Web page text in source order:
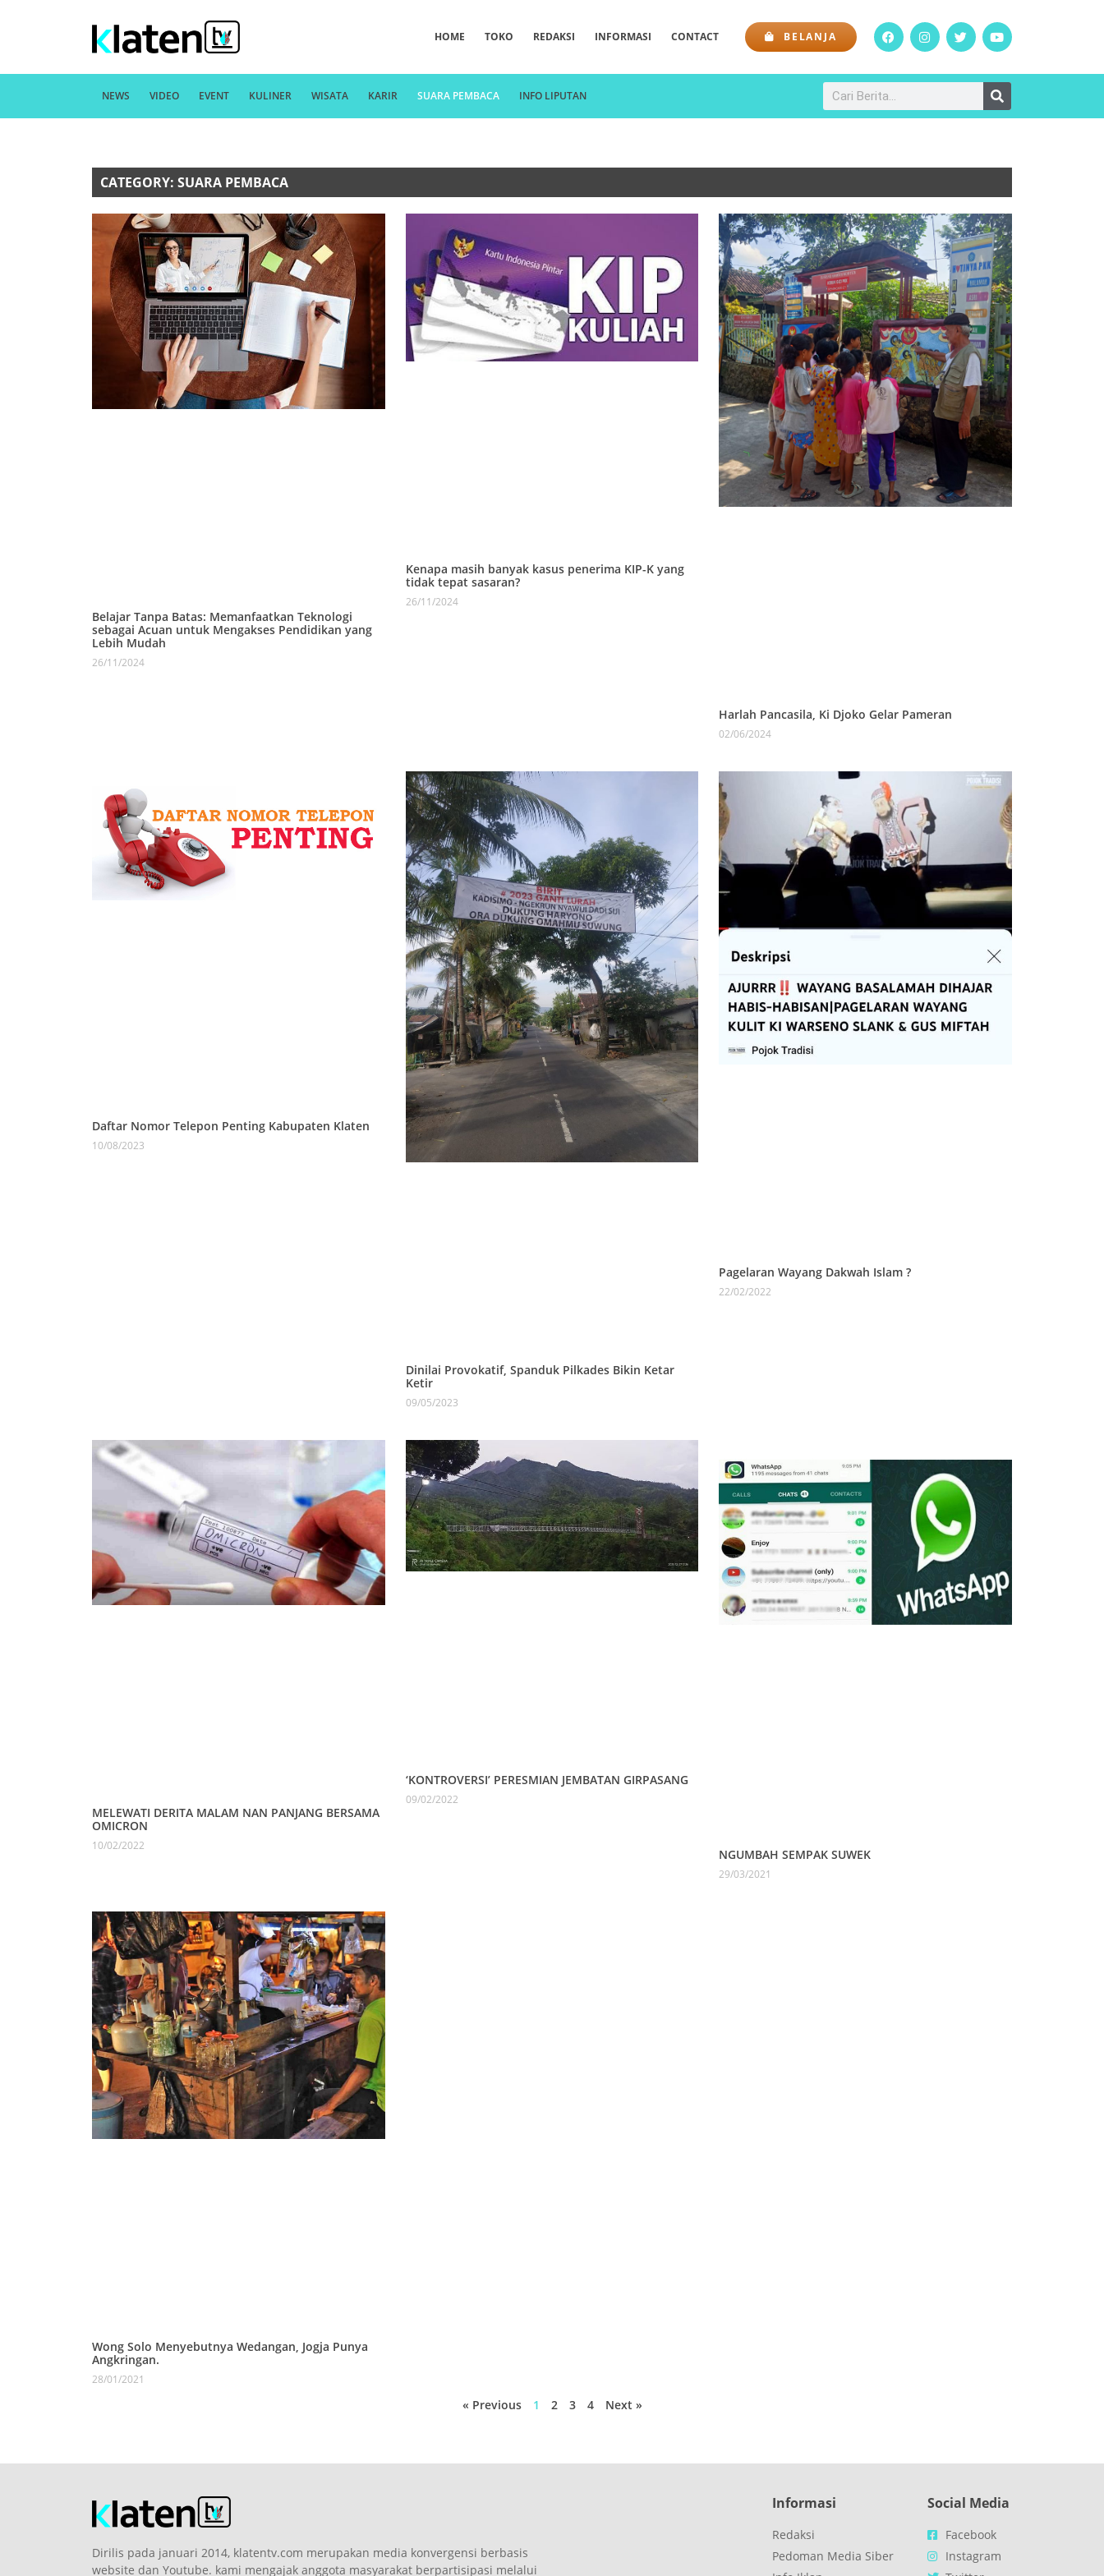
HOME TOKO REDAKSI INFORMASI CONTACT BELANJA
NEWS VIDEO EVENT KULINER WISATA KARIR SUARA PEMBACA INFO LIPUTAN
CATEGORY: SUARA PEMBACA
Belajar Tanpa Batas: Memanfaatkan Teknologi
sebagai Acuan untuk Mengakses Pendidikan yang
Lebih Mudah
26/11/2024
Kenapa masih banyak kasus penerima KIP-K yang
tidak tepat sasaran?
26/11/2024
Harlah Pancasila, Ki Djoko Gelar Pameran
02/06/2024
Daftar Nomor Telepon Penting Kabupaten Klaten
10/08/2023
Dinilai Provokatif, Spanduk Pilkades Bikin Ketar
Ketir
09/05/2023
Pagelaran Wayang Dakwah Islam ?
22/02/2022
MELEWATI DERITA MALAM NAN PANJANG BERSAMA
OMICRON
10/02/2022
‘KONTROVERSI’ PERESMIAN JEMBATAN GIRPASANG
09/02/2022
NGUMBAH SEMPAK SUWEK
29/03/2021
Wong Solo Menyebutnya Wedangan, Jogja Punya
Angkringan.
28/01/2021
« Previous 1 2 3 4 Next »
Dirilis pada januari 2014, klatentv.com merupakan media konvergensi berbasis
website dan Youtube. kami mengajak anggota masyarakat berpartisipasi melalui
Informasi
Redaksi
Pedoman Media Siber
Social Media
Facebook
Instagram